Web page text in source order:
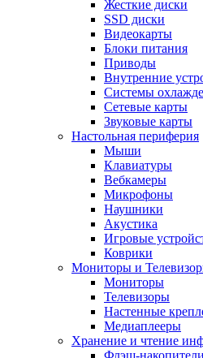
Жесткие диски
SSD диски
Видеокарты
Блоки питания
Приводы
Внутренние
Системы
Сетевые карты
Звуковые карты
Настольная периферия
Мыши
Клавиатуры
Вебкамеры
Микрофоны
Наушники
Акустика
Игровые
Коврики
Мониторы и
Мониторы
Телевизоры
Настенные
Медиаплееры
Хранение и чтение